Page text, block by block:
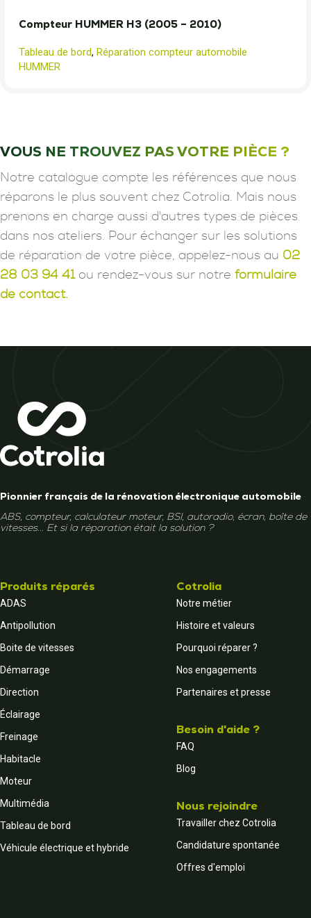
Compteur HUMMER H3 (2005 – 2010)
Tableau de bord, Réparation compteur automobile
HUMMER
VOUS NE TROUVEZ PAS VOTRE PIÈCE ?
Notre catalogue compte les références que nous
réparons le plus souvent chez Cotrolia. Mais nous
prenons en charge aussi d'autres types de pièces
dans nos ateliers. Pour échanger sur les solutions
de réparation de votre pièce, appelez-nous au 02
28 03 94 41ou rendez-vous sur notre formulaire
de contact.
Pionnier français de la rénovation électronique automobile
ABS, compteur, calculateur moteur, BSI, autoradio, écran, boîte de
vitesses... Et si la réparation était la solution ?
Produits réparés
ADAS
Antipollution
Boite de vitesses
Démarrage
Direction
Éclairage
Freinage
Habitacle
Moteur
Multimédia
Tableau de bord
Véhicule électrique et hybride
Cotrolia
Notre métier
Histoire et valeurs
Pourquoi réparer ?
Nos engagements
Partenaires et presse
Besoin d'aide ?
FAQ
Blog
Nous rejoindre
Travailler chez Cotrolia
Candidature spontanée
Offres d'emploi